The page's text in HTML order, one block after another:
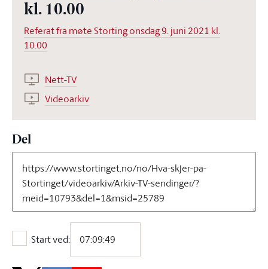
kl. 10.00
Referat fra møte Storting onsdag 9. juni 2021 kl.
10.00
Nett-TV
Videoarkiv
Del
Start ved:
Start ved: